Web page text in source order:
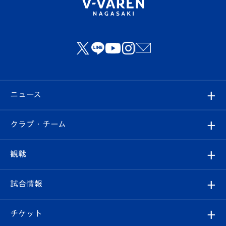
ニュース
すべて
クラブ
試合情報
クラブ・チーム
クラブ概要
観戦
観戦ルール
試合情報
試合日程/結果
チケット